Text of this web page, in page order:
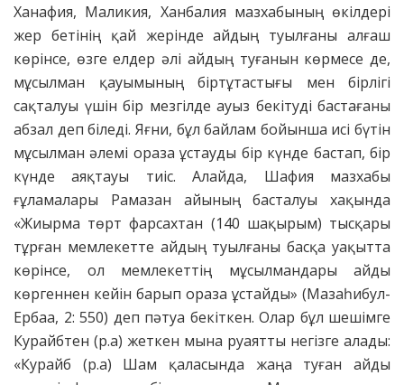
Ханафия, Маликия, Ханбалия мазха­бының өкілдері
жер бетінің қай жерінде айдың туылғаны алғаш
көрінсе, өзге елдер әлі айдың туғанын көрмесе де,
мұсылман қауымының біртұтастығы мен бірлігі
сақталуы үшін бір мезгілде ауыз бекітуді бастағаны
абзал деп біледі. Яғни, бұл байлам бойынша исі бүтін
мұсылман әлемі ораза ұстауды бір күнде бастап, бір
күнде аяқтауы тиіс. Алайда, Шафия мазхабы
ғұламалары Рамазан айының басталуы хақында
«Жиырма төрт фарсахтан (140 шақырым) тысқары
тұрған мемлекетте айдың туылғаны басқа уақытта
көрінсе, ол мемлекеттің мұсылмандары айды
көргеннен кейін барып ораза ұстайды» (Мазаһибул-
Ербаа, 2: 550) деп пәтуа бекіткен. Олар бұл шешімге
Курайбтен (р.а) жеткен мына руаятты негізге алады:
«Курайб (р.а) Шам қаласында жаңа туған айды